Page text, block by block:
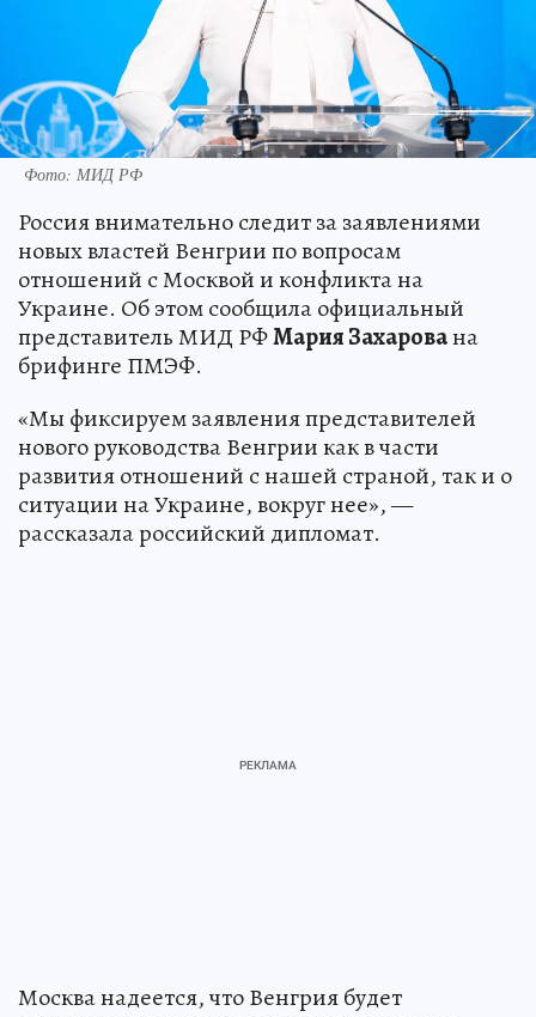
Фото: МИД РФ
Россия внимательно следит за заявлениями
новых властей Венгрии по вопросам
отношений с Москвой и конфликта на
Украине. Об этом сообщила официальный
представитель МИД РФМария Захарована
брифинге ПМЭФ.
«Мы фиксируем заявления представителей
нового руководства Венгрии как в части
развития отношений с нашей страной, так и о
ситуации на Украине, вокруг нее», —
рассказала российский дипломат.
Москва надеется, что Венгрия будет